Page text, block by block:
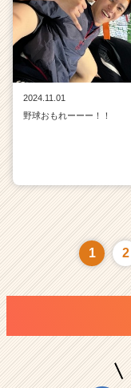
2024.11.01
野球おもれーーー！！
1 2